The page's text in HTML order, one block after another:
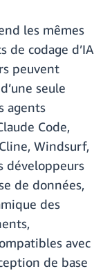
les mêmes
de codage d’IA
peuvent
seule
agents
Code,
Windsurf,
développeurs
de données,
des
avec
de base